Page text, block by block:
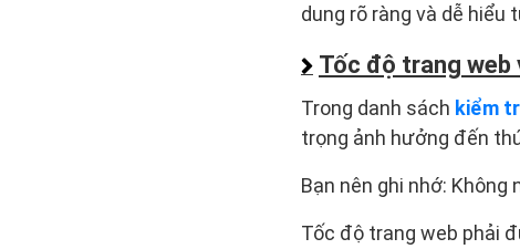
dung rõ ràng và dễ hiểu
Tốc độ trang web
Trong danh sách kiểm
trọng ảnh hưởng đến
Bạn nên ghi nhớ:
Tốc độ trang web phải